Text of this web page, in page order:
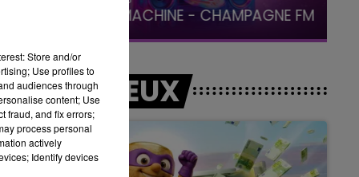
LA POP MACHINE - CHAMPAGNE FM
LES JEUX
Store and/or
Use profiles to
audiences through
content; Use
fraud, and fix errors;
process personal
actively
Identify devices